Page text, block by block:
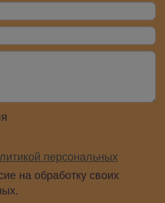
персональных
на обработку своих